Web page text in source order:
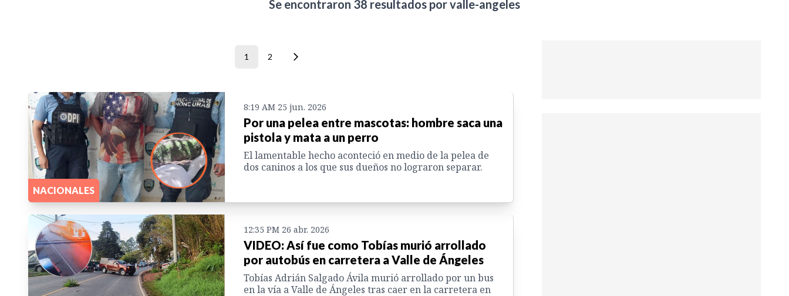
Se encontraron 38 resultados porvalle-angeles
1 2
NACIONALES
8:19 AM 25 jun. 2026
Por una pelea entre mascotas: hombre saca una
pistola y mata a un perro
El lamentable hecho aconteció en medio de la pelea de
dos caninos a los que sus dueños no lograron separar.
12:35 PM 26 abr. 2026
VIDEO: Así fue como Tobías murió arrollado
por autobús en carretera a Valle de Ángeles
Tobías Adrián Salgado Ávila murió arrollado por un bus
en la vía a Valle de Ángeles tras caer en la carretera en